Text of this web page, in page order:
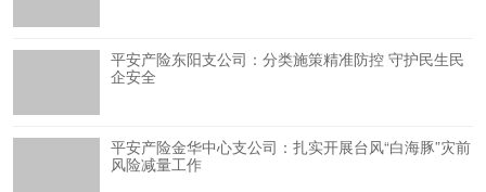
平安产险东阳支公司：分类施策精准防控 守护民生民
企安全
平安产险金华中心支公司：扎实开展台风“白海豚”灾前
风险减量工作